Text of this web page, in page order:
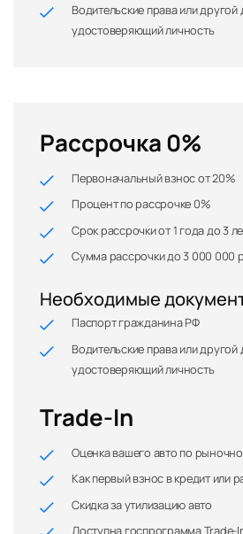
Водительские права или другой
удостоверяющий личность
Рассрочка 0%
Первоначальный взнос от 20%
Процент по рассрочке 0%
Срок рассрочки от 1 года до 3
Сумма рассрочки до 3 000 000
Необходимые
Паспорт гражданина РФ
Водительские права или другой
удостоверяющий личность
Trade-In
Оценка вашего авто по
Как первый взнос в кредит или
Скидка за утилизацию авто
Доступна госпрограмма Trade-